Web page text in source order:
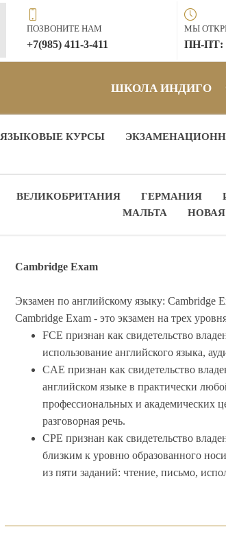
ПОЗВОНИТЕ НАМ
+7(985) 411-3-411
МЫ
ПН-ПТ:
ШКОЛА ИНДИГО
ЯЗЫКОВЫЕ КУРСЫ
ВЕЛИКОБРИТАНИЯ ГЕРМАНИЯ
МАЛЬТА
Cambridge Exam
Экзамен по английскому языку: Cambridge
Cambridge Exam - это экзамен на трех
FCE признан как свидетельство
использование английского языка,
CAE признан как свидетельство
английском языке в практически
профессиональных и академических
разговорная речь.
CPE признан как свидетельство
близким к уровню образованного
из пяти заданий: чтение, письмо,